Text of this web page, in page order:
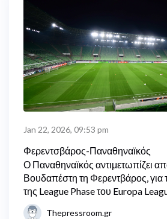
Jan 22, 2026, 09:53 pm
Φερεντσβάρος-Παναθηναϊκός
Ο Παναθηναϊκός αντιμετωπίζει
Βουδαπέστη τη Φερεντβάρος, για
της League Phase του Europa
Thepressroom.gr